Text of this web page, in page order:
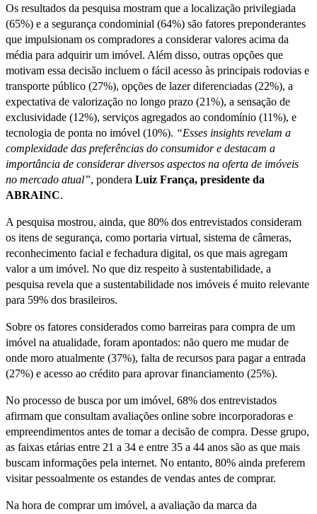
Os resultados da pesquisa mostram que a localização privilegiada
(65%) e a segurança condominial (64%) são fatores preponderantes
que impulsionam os compradores a considerar valores acima da
média para adquirir um imóvel. Além disso, outras opções que
motivam essa decisão incluem o fácil acesso às principais rodovias e
transporte público (27%), opções de lazer diferenciadas (22%), a
expectativa de valorização no longo prazo (21%), a sensação de
exclusividade (12%), serviços agregados ao condomínio (11%), e
tecnologia de ponta no imóvel (10%). “Esses insights revelam a
complexidade das preferências do consumidor e destacam a
importância de considerar diversos aspectos na oferta de imóveis
no mercado atual”, pondera Luiz França, presidente da
ABRAINC.
A pesquisa mostrou, ainda, que 80% dos entrevistados consideram
os itens de segurança, como portaria virtual, sistema de câmeras,
reconhecimento facial e fechadura digital, os que mais agregam
valor a um imóvel. No que diz respeito à sustentabilidade, a
pesquisa revela que a sustentabilidade nos imóveis é muito relevante
para 59% dos brasileiros.
Sobre os fatores considerados como barreiras para compra de um
imóvel na atualidade, foram apontados: não quero me mudar de
onde moro atualmente (37%), falta de recursos para pagar a entrada
(27%) e acesso ao crédito para aprovar financiamento (25%).
No processo de busca por um imóvel, 68% dos entrevistados
afirmam que consultam avaliações online sobre incorporadoras e
empreendimentos antes de tomar a decisão de compra. Desse grupo,
as faixas etárias entre 21 a 34 e entre 35 a 44 anos são as que mais
buscam informações pela internet. No entanto, 80% ainda preferem
visitar pessoalmente os estandes de vendas antes de comprar.
Na hora de comprar um imóvel, a avaliação da marca da